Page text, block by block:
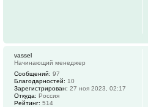
vassel
Начинающий менеджер
Сообщений: 97
Благодарностей: 10
Зарегистрирован: 27 ноя 2023, 02:17
Откуда: Россия
Рейтинг: 514